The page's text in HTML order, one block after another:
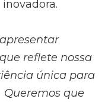
reflete nossa
única para
Queremos que